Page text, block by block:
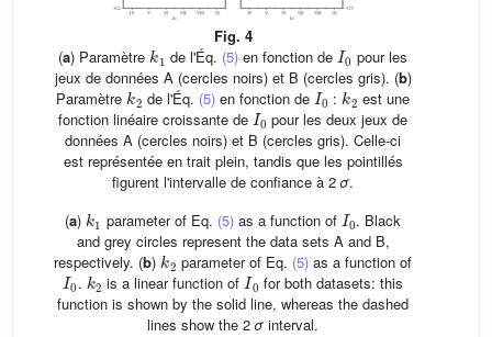
Fig. 4
(a) Paramètre
k
de l'Éq. (5) en fonction de
I0
pour les
jeux de données A (cercles noirs) et B (cercles gris). (b)
Paramètre
k2
de l'Éq. (5)en fonction de
I0
:
k2
est une
fonction linéaire croissante de
I0
pour les deux jeux de
données A (cercles noirs) et B (cercles gris). Celle-ci
est représentée en trait plein, tandis que les pointillés
figurent l'intervalle de confiance à 2σ.
(a)
k
parameter of Eq. (5)as a function of
I0
. Black
and grey circles represent the data sets A and B,
respectively. (b)
k2
parameter of Eq. (5)as a function of
I0
.
k2
is a linear function of
I0
for both datasets: this
function is shown by the solid line, whereas the dashed
lines show the 2σ interval.